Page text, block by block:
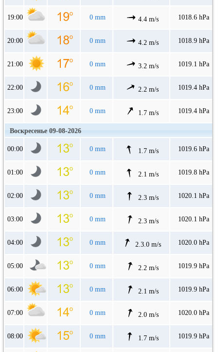
19:00 0 mm 4.4 m/s 1018.6 hPa
20:00 0 mm 4.2 m/s 1018.9 hPa
21:00 0 mm 3.2 m/s 1019.1 hPa
22:00 0 mm 2.2 m/s 1019.4 hPa
23:00 0 mm 1.7 m/s 1019.4 hPa
Воскресенье 09-08-2026
00:00 0 mm 1.7 m/s 1019.6 hPa
01:00 0 mm 2.1 m/s 1019.8 hPa
02:00 0 mm 2.3 m/s 1020.1 hPa
03:00 0 mm 2.3 m/s 1020.1 hPa
04:00 0 mm 2.3.0 m/s 1020.0 hPa
05:00 0 mm 2.2 m/s 1019.9 hPa
06:00 0 mm 2.1 m/s 1019.9 hPa
07:00 0 mm 2.0 m/s 1020.0 hPa
08:00 0 mm 1.7 m/s 1019.9 hPa